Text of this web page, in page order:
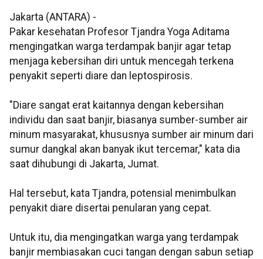
Jakarta (ANTARA) -
Pakar kesehatan Profesor Tjandra Yoga Aditama
mengingatkan warga terdampak banjir agar tetap
menjaga kebersihan diri untuk mencegah terkena
penyakit seperti diare dan leptospirosis.
"Diare sangat erat kaitannya dengan kebersihan
individu dan saat banjir, biasanya sumber-sumber air
minum masyarakat, khususnya sumber air minum dari
sumur dangkal akan banyak ikut tercemar," kata dia
saat dihubungi di Jakarta, Jumat.
Hal tersebut, kata Tjandra, potensial menimbulkan
penyakit diare disertai penularan yang cepat.
Untuk itu, dia mengingatkan warga yang terdampak
banjir membiasakan cuci tangan dengan sabun setiap